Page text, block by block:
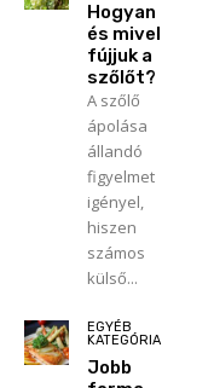
Hogyan
és mivel
fújjuk a
szőlőt?
A szőlő
ápolása
állandó
figyelmet
igényel,
hiszen
számos
külső...
EGYÉB
KATEGÓRIA
Jobb